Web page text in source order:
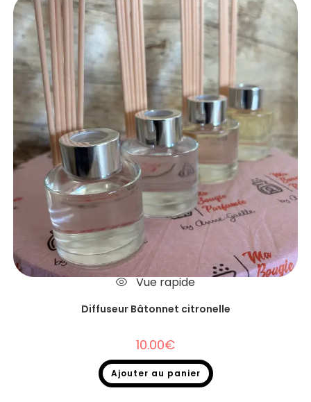
Vue rapide
Diffuseur Bâtonnet citronelle
10.00€
Ajouter au panier